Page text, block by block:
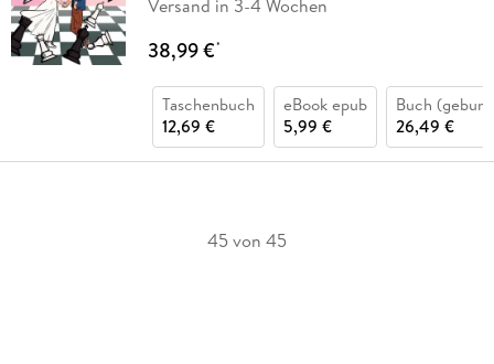
Versand in 3-4 Wochen
38,99 €*
Taschenbuch
12,69 €
eBook epub
5,99 €
Buch
26,49 €
45 von 45